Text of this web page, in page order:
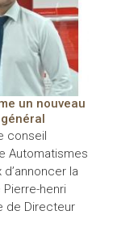
un nouveau
conseil
Automatismes
d’annoncer la
henri
de Directeur